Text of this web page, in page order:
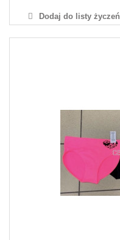
Dodaj do listy życzeń